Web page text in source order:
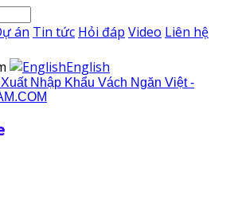
án Tin tức Hỏi đáp Video Liên hệ
English